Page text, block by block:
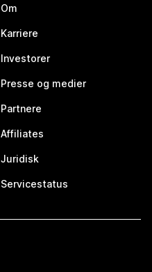
Om
Karriere
Investorer
Presse og medier
Partnere
Affiliates
Juridisk
Servicestatus